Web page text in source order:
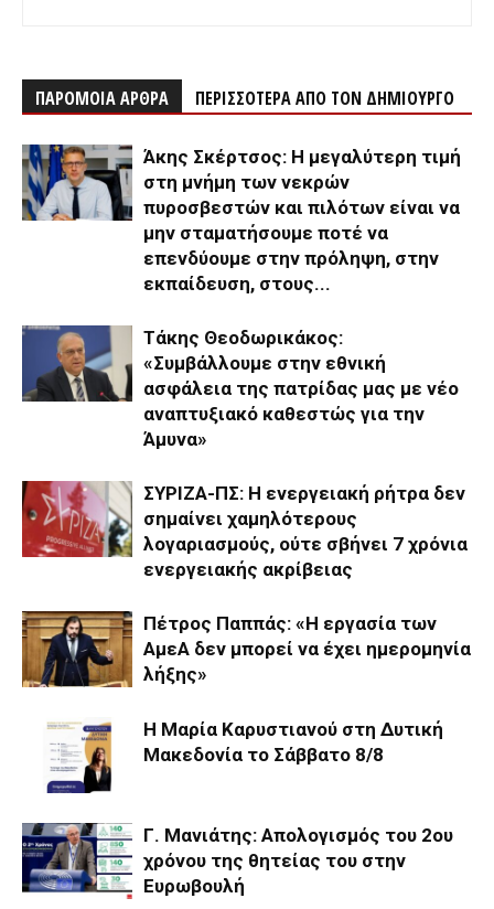
ΠΑΡΟΜΟΙΑ ΑΡΘΡΑ ΠΕΡΙΣΣΟΤΕΡΑ ΑΠΟ ΤΟΝ ΔΗΜΙΟΥΡΓΟ
Άκης Σκέρτσος: Η μεγαλύτερη τιμή
στη μνήμη των νεκρών
πυροσβεστών και πιλότων είναι να
μην σταματήσουμε ποτέ να
επενδύουμε στην πρόληψη, στην
εκπαίδευση, στους...
Τάκης Θεοδωρικάκος:
«Συμβάλλουμε στην εθνική
ασφάλεια της πατρίδας μας με νέο
αναπτυξιακό καθεστώς για την
Άμυνα»
ΣΥΡΙΖΑ-ΠΣ: Η ενεργειακή ρήτρα δεν
σημαίνει χαμηλότερους
λογαριασμούς, ούτε σβήνει 7 χρόνια
ενεργειακής ακρίβειας
Πέτρος Παππάς: «Η εργασία των
ΑμεΑ δεν μπορεί να έχει ημερομηνία
λήξης»
Η Μαρία Καρυστιανού στη Δυτική
Μακεδονία το Σάββατο 8/8
Γ. Μανιάτης: Aπολογισμός του 2ου
χρόνου της θητείας του στην
Ευρωβουλή